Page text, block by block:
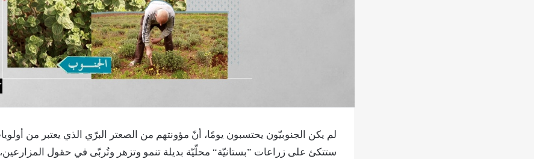
لم يكن الجنوبيّون يحتسبون يومًا، أنّ مؤونتهم من الصعتر البرّي الذي يعتبر من
ستتكئ على زراعات ”بستانيّة“ محلّيّة بديلة تنمو وتزهر وتُربّى في حقول